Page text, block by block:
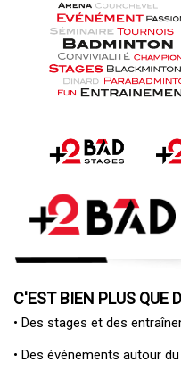
C'EST BIEN PLUS QUE
• Des stages et des
• Des événements autour